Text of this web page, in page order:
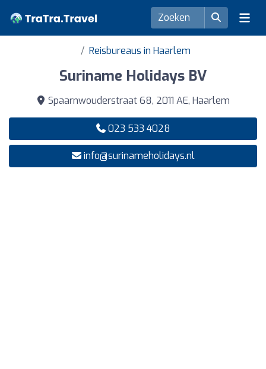
Reisbureaus in Haarlem
Suriname Holidays BV
Spaarnwouderstraat 68, 2011 AE, Haarlem
023 533 4028
info@surinameholidays.nl